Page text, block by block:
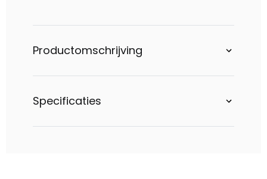
Productomschrijving
Specificaties